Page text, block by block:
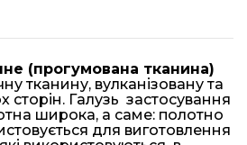
(прогумована тканина)
тканину, вулканізовану та
сторін. Галузь застосування
широка, а саме: полотно
для виготовлення